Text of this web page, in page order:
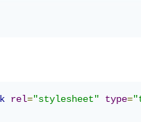
<meta
charset="UTF-8">
rel="stylesheet" type=